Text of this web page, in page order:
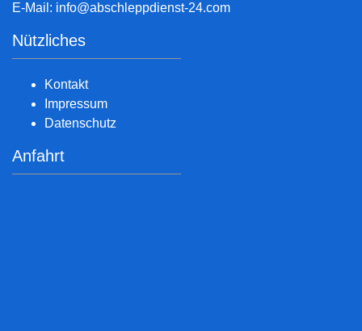
E-Mail: info@abschleppdienst-24.com
Nützliches
Kontakt
Impressum
Datenschutz
Anfahrt